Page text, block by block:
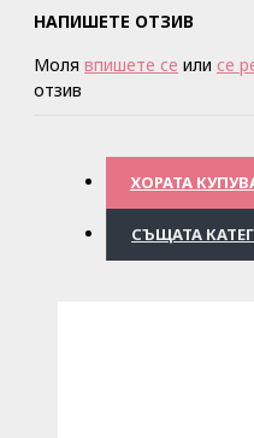
НАПИШЕТЕ ОТЗИВ
Моля впишете се или се
отзив
ХОРАТА
СЪЩАТА